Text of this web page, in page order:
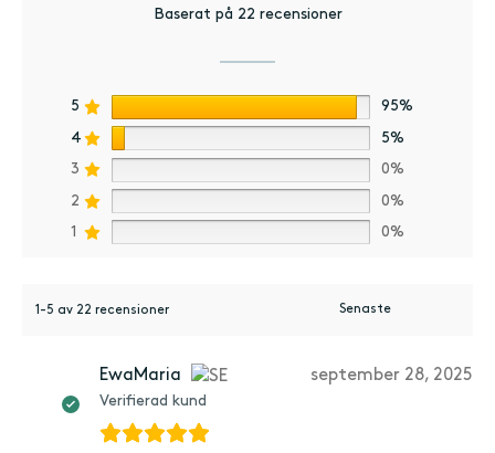
Baserat på 22 recensioner
5
95%
4
5%
3
0%
2
0%
1
0%
1-5 av 22 recensioner
EwaMaria
Verifierad kund
september 28, 2025